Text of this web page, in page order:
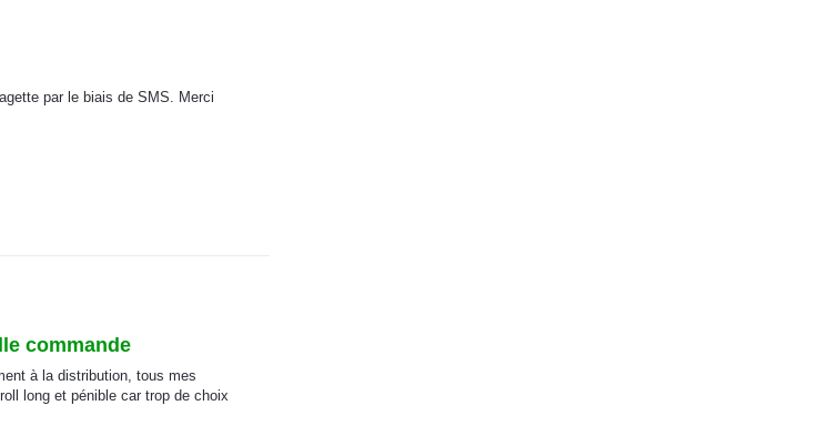
par le biais de SMS. Merci
commande
à la distribution, tous mes
long et pénible car trop de choix